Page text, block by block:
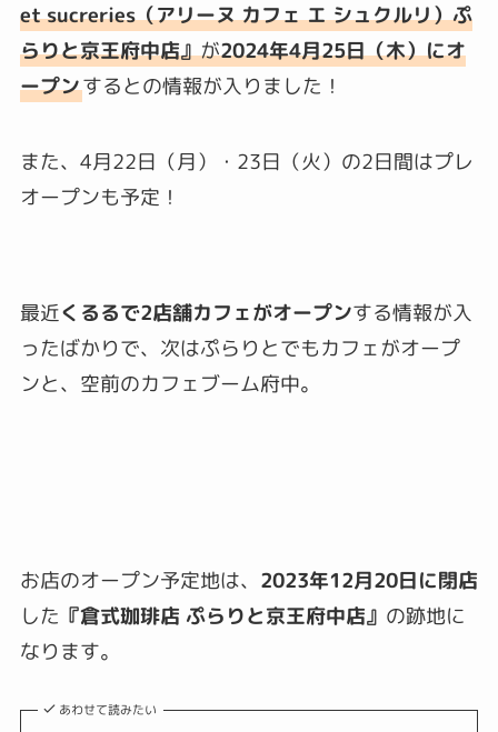
et sucreries（アリーヌ カフェ エ シュクルリ）ぷ
らりと京王府中店』が2024年4月25日（木）にオ
ープンするとの情報が入りました！
また、4月22日（月）・23日（火）の2日間はプレ
オープンも予定！
最近くるるで2店舗カフェがオープンする情報が入
ったばかりで、次はぷらりとでもカフェがオープ
ンと、空前のカフェブーム府中。
お店のオープン予定地は、 2023年12月20日に閉店
した 『倉式珈琲店 ぷらりと京王府中店』 の跡地に
なります。
あわせて読みたい